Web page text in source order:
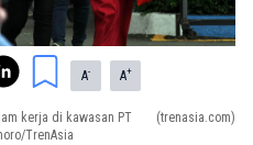
A- A+
kerja di kawasan PT
TrenAsia
(trenasia.com)